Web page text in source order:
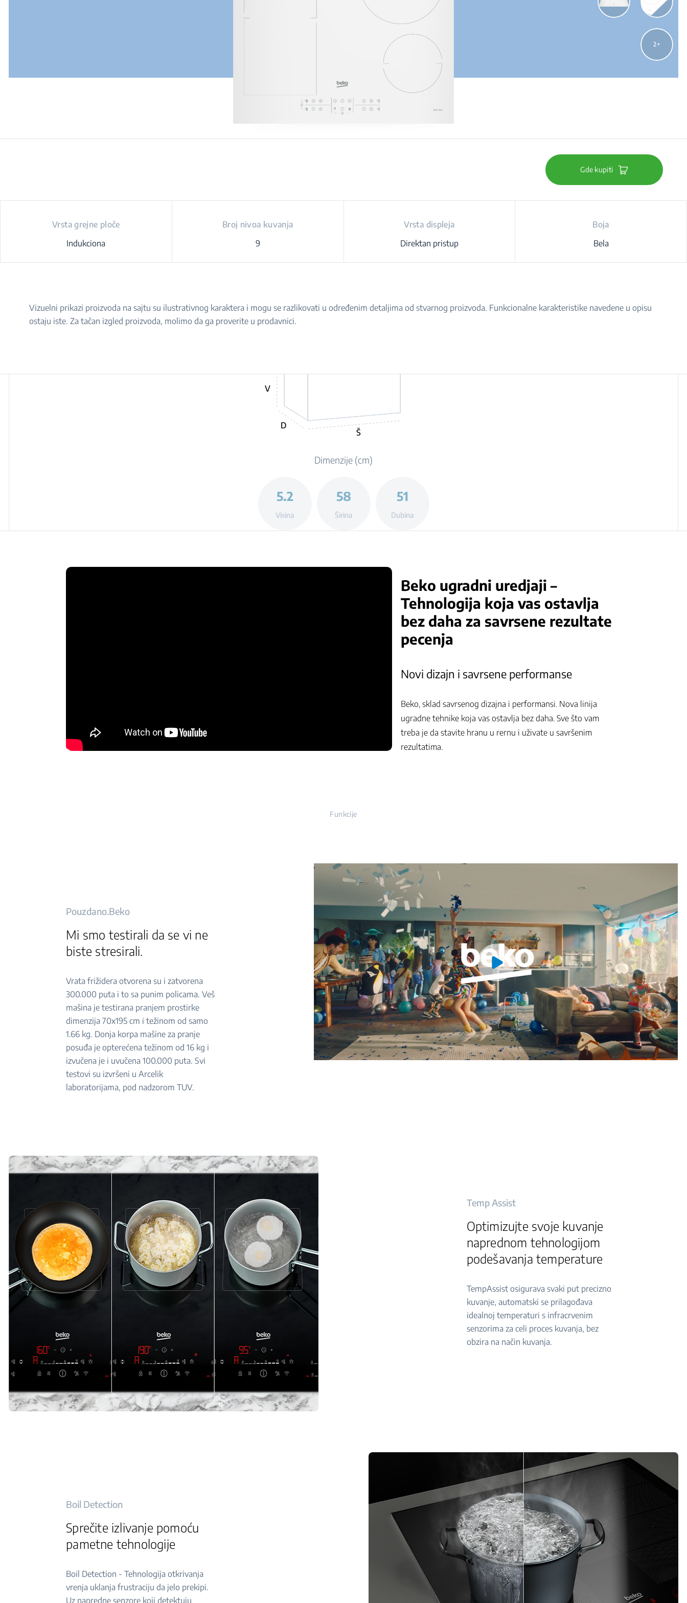
2
Gde kupiti
Vrsta grejne ploče
Indukciona
Broj nivoa kuvanja
9
Vrsta displeja
Direktan pristup
Boja
Bela
Vizuelni prikazi proizvoda na sajtu su ilustrativnog karaktera i mogu se razlikovati u određenim detaljima od stvarnog proizvoda. Funkcionalne karakteristike navedene u opisu
ostaju iste. Za tačan izgled proizvoda, molimo da ga proverite u prodavnici.
V
D
Š
Dimenzije (cm)
5.2
Visina
58
Širina
51
Dubina
Beko ugradni uredjaji –
Tehnologija koja vas ostavlja
bez daha za savrsene rezultate
pecenja
Novi dizajn i savrsene performanse
Beko, sklad savrsenog dizajna i performansi. Nova linija
ugradne tehnike koja vas ostavlja bez daha. Sve što vam
treba je da stavite hranu u rernu i uživate u savršenim
rezultatima.
Funkcije
Pouzdano.Beko
Mi smo testirali da se vi ne
biste stresirali.
Vrata frižidera otvorena su i zatvorena
300.000 puta i to sa punim policama. Veš
mašina je testirana pranjem prostirke
dimenzija 70x195 cm i težinom od samo
1.66 kg. Donja korpa mašine za pranje
posuđa je opterećena težinom od 16 kg i
izvučena je i uvučena 100.000 puta. Svi
testovi su izvršeni u Arcelik
laboratorijama, pod nadzorom TUV.
Temp Assist
Optimizujte svoje kuvanje
naprednom tehnologijom
podešavanja temperature
TempAssist osigurava svaki put precizno
kuvanje, automatski se prilagođava
idealnoj temperaturi s infracrvenim
senzorima za celi proces kuvanja, bez
obzira na način kuvanja.
Boil Detection
Sprečite izlivanje pomoću
pametne tehnologije
Boil Detection - Tehnologija otkrivanja
vrenja uklanja frustraciju da jelo prekipi.
Uz napredne senzore koji detektuju